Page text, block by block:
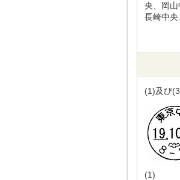
央、岡山
長崎中
(1)及び
(1)